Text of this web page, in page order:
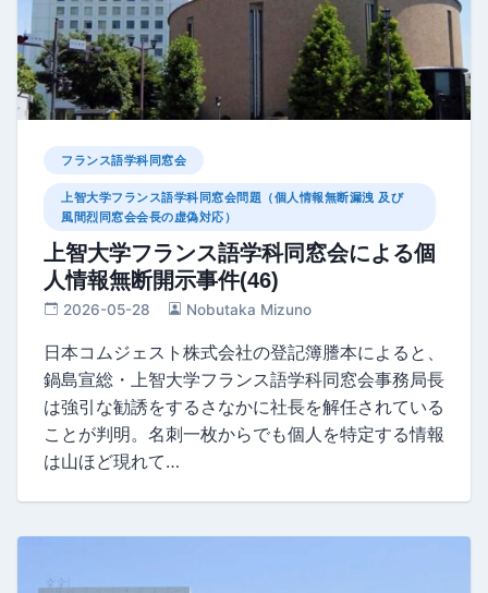
フランス語学科同窓会
上智大学フランス語学科同窓会問題（個人情報無断漏洩 及び
風間烈同窓会会長の虚偽対応）
上智大学フランス語学科同窓会による個
人情報無断開示事件(46)
2026-05-28 Nobutaka Mizuno
日本コムジェスト株式会社の登記簿謄本によると、
鍋島宣総・上智大学フランス語学科同窓会事務局長
は強引な勧誘をするさなかに社長を解任されている
ことが判明。名刺一枚からでも個人を特定する情報
は山ほど現れて…